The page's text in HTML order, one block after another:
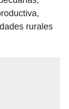
rurales